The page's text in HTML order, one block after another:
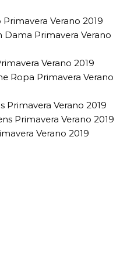
Verano 2019
Dama Primavera Verano
Verano 2019
Ropa Primavera Verano
Primavera Verano 2019
Primavera Verano 2019
Verano 2019